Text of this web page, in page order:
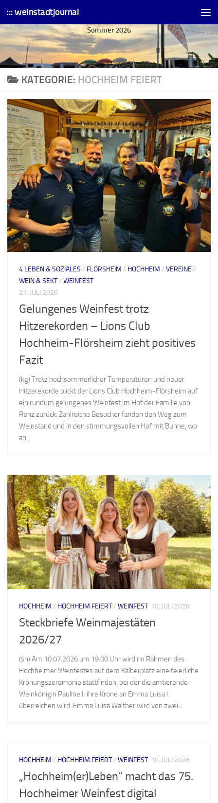
Skip to content
::: weinstadtjournal
Sommer 2026
KATEGORIE: HOCHHEIM FEIERT
4 LEBEN & SOZIALES / FLÖRSHEIM / HOCHHEIM / VEREINE /
WEIN & SEKT/ WEINFEST
21. JULI 2026
Gelungenes Weinfest trotz
Hitzerekorden – Lions Club
Hochheim-Flörsheim zieht positives
Fazit
(kg) Trotz hochsommerlicher Temperaturen und neuer
Hitzerekorde blickt der Lions Club Hochheim-Flörsheim auf
ein rundum gelungenes Weinfest im Hof der Familie von
Renz zurück. Zahlreiche Besucher fanden den Weg zum
Weinstand und in den stimmungsvollen Hof mit Bühne, wo
an...
HOCHHEIM / HOCHHEIM FEIERT/ WEINFEST 10. JULI 2026
Steckbriefe Weinmajestäten
2026/27
(sh) Am 10.07.2026 um 19.00 Uhr wird im Rahmen des
Hochheimer Weinfestes auf dem Kälberplatz eine feierliche
Krönungszeremonie stattfinden, bei der die amtierende
Weinkönigin Pauline I. ihre Krone an Emma Luisa I.
überreichen wird. Emma Luisa Walther wird von zwei...
HOCHHEIM / HOCHHEIM FEIERT/ WEINFEST 10. JULI 2026
„Hochheim(er)Leben“ macht das 75.
Hochheimer Weinfest digital